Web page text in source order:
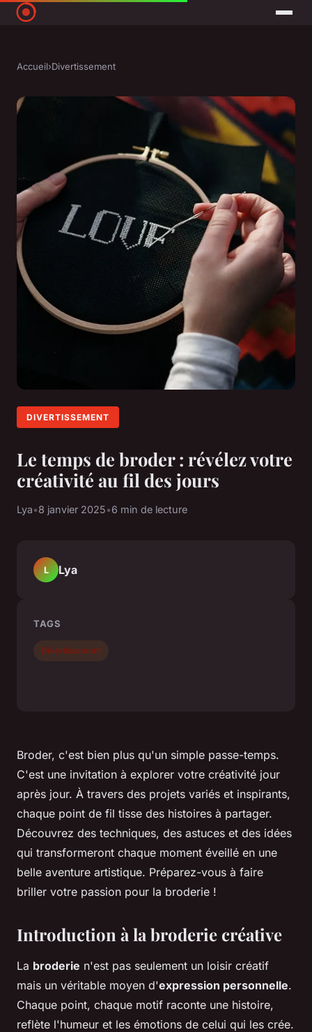
Accueil›Divertissement
DIVERTISSEMENT
Le temps de broder : révélez votre
créativité au fil des jours
Lya•8 janvier 2025•6 min de lecture
Broder, c'est bien plus qu'un simple passe-temps.
C'est une invitation à explorer votre créativité jour
après jour. À travers des projets variés et inspirants,
chaque point de fil tisse des histoires à partager.
Découvrez des techniques, des astuces et des idées
qui transformeront chaque moment éveillé en une
belle aventure artistique. Préparez-vous à faire
briller votre passion pour la broderie !
Introduction à la broderie créative
La broderie n'est pas seulement un loisir créatif
mais un véritable moyen d'expression personnelle.
Chaque point, chaque motif raconte une histoire,
reflète l'humeur et les émotions de celui qui les crée.
L Lya
TAGS
Divertissement